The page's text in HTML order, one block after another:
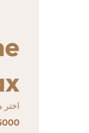
م
م
اختر